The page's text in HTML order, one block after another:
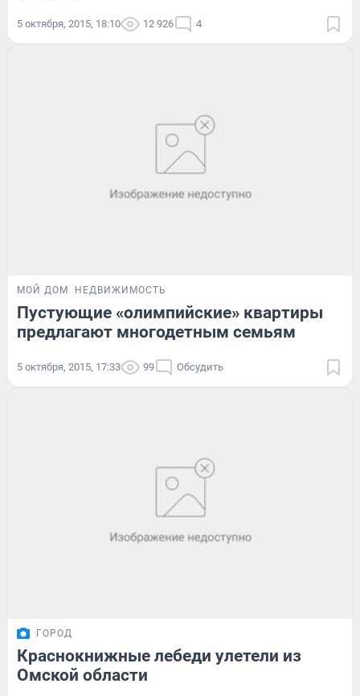
5 октября, 2015, 18:10 12 926 4
МОЙ ДОМ НЕДВИЖИМОСТЬ
Пустующие «олимпийские» квартиры
предлагают многодетным семьям
5 октября, 2015, 17:33 99 Обсудить
ГОРОД
Краснокнижные лебеди улетели из
Омской области